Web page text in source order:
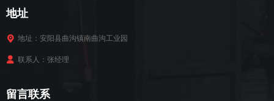
地址
地址：安阳县曲沟镇南曲沟工业园
联系人：张经理
留言联系